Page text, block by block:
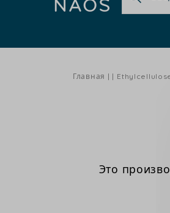
NAOS
Главная
Это